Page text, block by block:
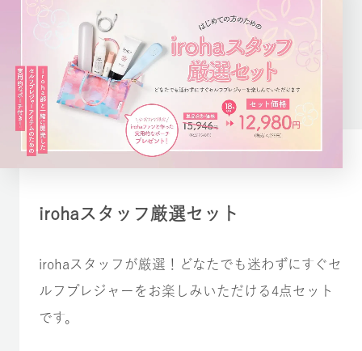
irohaスタッフ厳選セット
irohaスタッフが厳選！どなたでも迷わずにすぐセ
ルフプレジャーをお楽しみいただける4点セット
です。